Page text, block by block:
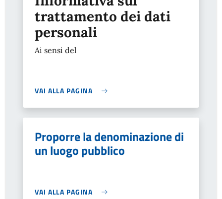
trattamento dei dati
personali
Ai sensi del
VAI ALLA PAGINA
Proporre la denominazione di
un luogo pubblico
VAI ALLA PAGINA